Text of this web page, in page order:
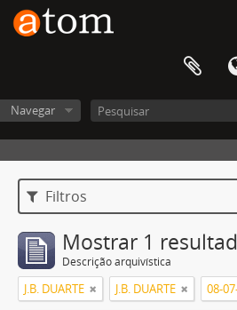
Navegar
Filtros
Mostrar 1
Descrição arquivística
J.B. DUARTE J.B. DUARTE 08-